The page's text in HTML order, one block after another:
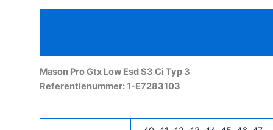
Esd
Mason Pro Gtx Low Esd S3 Ci Typ 3
Referentienummer: 1-E7283103